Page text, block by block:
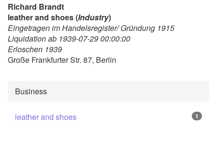
Richard Brandt
leather and shoes (Industry)
Eingetragen im Handelsregister/ Gründung 1915
Liquidation ab 1939-07-29 00:00:00
Erloschen 1939
Große Frankfurter Str. 87, Berlin
Business
leather and shoes 1